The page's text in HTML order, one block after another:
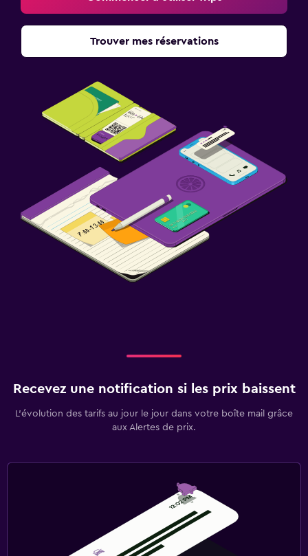
Trouver mes réservations
Recevez une notification si les prix baissent
L’évolution des tarifs au jour le jour dans votre boîte mail grâce
aux Alertes de prix.